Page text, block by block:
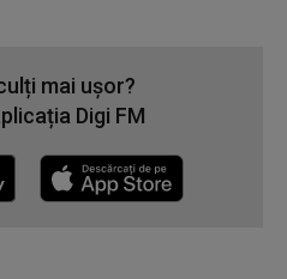
mai ușor?
Digi FM